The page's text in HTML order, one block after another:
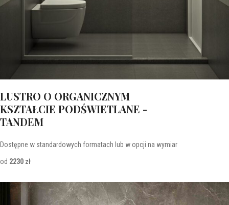
LUSTRO O ORGANICZNYM
KSZTAŁCIE PODŚWIETLANE -
TANDEM
Dostępne w standardowych formatach lub w opcji na wymiar
od 2230 zł